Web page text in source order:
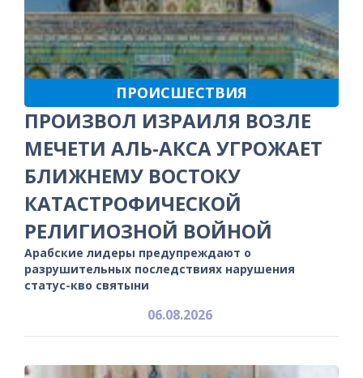
ПРОИСШЕСТВИЯ
ПРОИЗВОЛ ИЗРАИЛЯ ВОЗЛЕ
МЕЧЕТИ АЛЬ-АКСА УГРОЖАЕТ
БЛИЖНЕМУ ВОСТОКУ
КАТАСТРОФИЧЕСКОЙ
РЕЛИГИОЗНОЙ ВОЙНОЙ
Арабские лидеры предупреждают о
разрушительных последствиях нарушения
статус-кво святыни
06.08.2026